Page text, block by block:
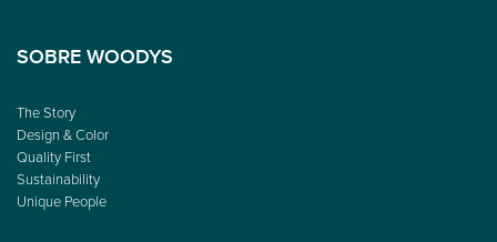
SOBRE WOODYS
The Story
Design & Color
Quality First
Sustainability
Unique People